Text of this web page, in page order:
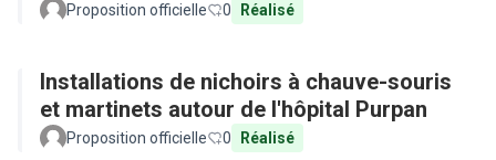
Proposition officielle 0 Réalisé
Installations de nichoirs à chauve-souris
et martinets autour de l'hôpital Purpan
Proposition officielle 0 Réalisé